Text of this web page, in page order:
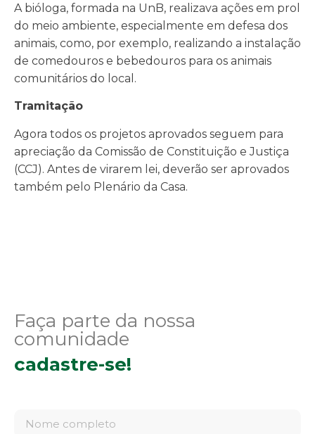
A bióloga, formada na UnB, realizava ações em prol
do meio ambiente, especialmente em defesa dos
animais, como, por exemplo, realizando a instalação
de comedouros e bebedouros para os animais
comunitários do local.
Tramitação
Agora todos os projetos aprovados seguem para
apreciação da Comissão de Constituição e Justiça
(CCJ). Antes de virarem lei, deverão ser aprovados
também pelo Plenário da Casa.
Faça parte da nossa
comunidade
cadastre-se!